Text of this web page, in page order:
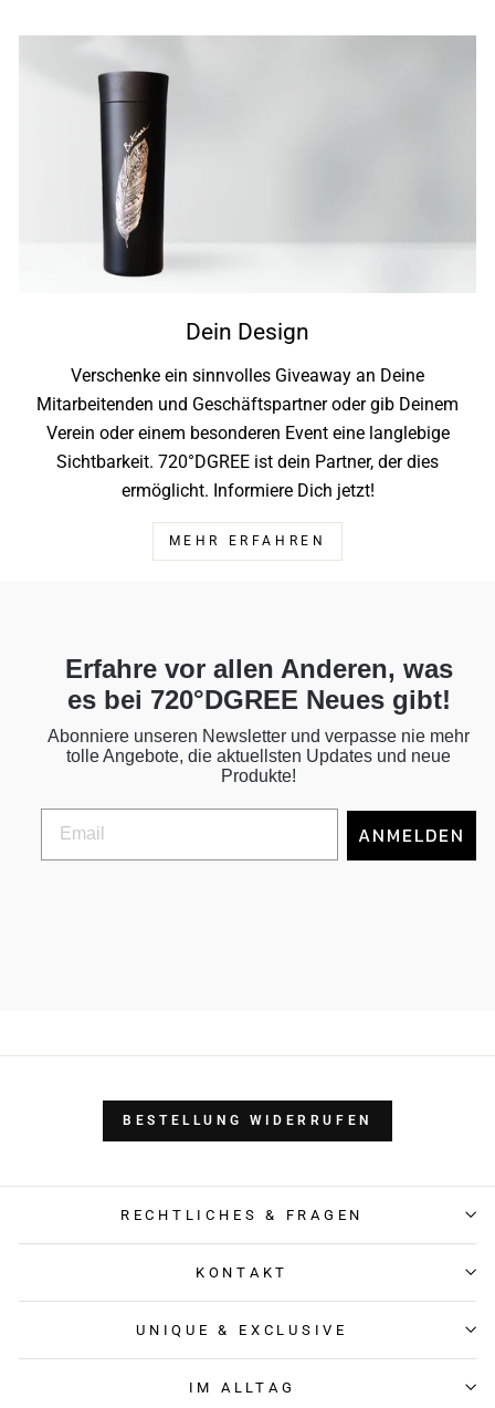
Dein Design
Verschenke ein sinnvolles Giveaway an Deine
Mitarbeitenden und Geschäftspartner oder gib Deinem
Verein oder einem besonderen Event eine langlebige
Sichtbarkeit. 720°DGREE ist dein Partner, der dies
ermöglicht. Informiere Dich jetzt!
MEHR ERFAHREN
Erfahre vor allen Anderen, was
es bei 720°DGREE Neues gibt!
Abonniere unseren Newsletter und verpasse nie mehr
tolle Angebote, die aktuellsten Updates und neue
Produkte!
ANMELDEN
BESTELLUNG WIDERRUFEN
RECHTLICHES & FRAGEN
KONTAKT
UNIQUE & EXCLUSIVE
IM ALLTAG